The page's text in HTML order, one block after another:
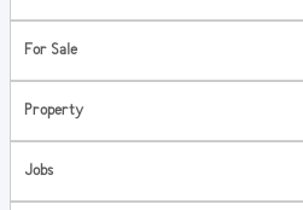
For Sale
Property
Jobs